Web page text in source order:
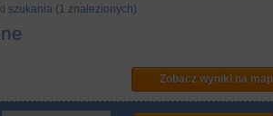
szukania (1 znalezionych)
Zobacz wyniki na